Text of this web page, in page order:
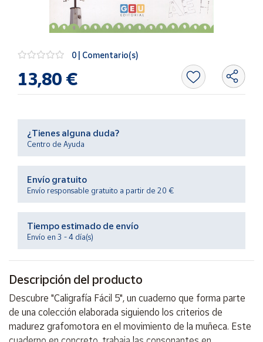
novedades
Market
Productos
Solidarios
Ayuda
Centro
de ayuda
Contacto
Vendedores
Mapa de
vendedores
Hazte
vendedor
Área
vendedor
0 | Comentario(s)
13,80 €
¿Tienes alguna duda?
Centro de Ayuda
Envío gratuito
Envío responsable gratuito a partir de 20 €
Tiempo estimado de envío
Envío en 3 - 4 día(s)
Descripción del producto
Descubre "Caligrafía Fácil 5", un cuaderno que forma parte
de una colección elaborada siguiendo los criterios de
madurez grafomotora en el movimiento de la muñeca. Este